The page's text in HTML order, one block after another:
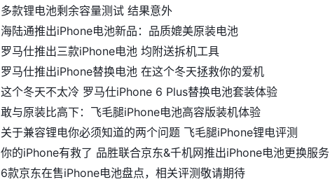
多款锂电池剩余容量测试 结果意外
海陆通推出iPhone电池新品：品质媲美原装电池
罗马仕推出三款iPhone电池 均附送拆机工具
罗马仕推出iPhone替换电池 在这个冬天拯救你的爱机
这个冬天不太冷 罗马仕iPhone 6 Plus替换电池套装体验
敢与原装比高下：飞毛腿iPhone电池高容版装机体验
关于兼容锂电你必须知道的两个问题 飞毛腿iPhone锂电评测
你的iPhone有救了 品胜联合京东&千机网推出iPhone电池更换服务
6款京东在售iPhone电池盘点，相关评测敬请期待